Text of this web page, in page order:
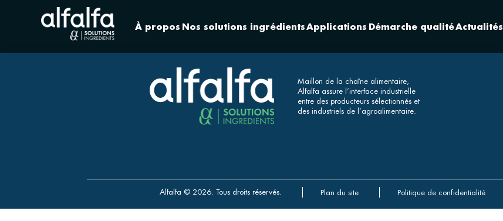
À propos Nos solutions ingrédients Applications Démarche qualitéActualités
Maillon de la chaîne alimentaire,
Alfalfa assure l’interface industrielle
entre des producteurs sélectionnés et
des industriels de l’agroalimentaire.
Alfalfa © 2026. Tous droits réservés. Plan du site Politique de confidentialité